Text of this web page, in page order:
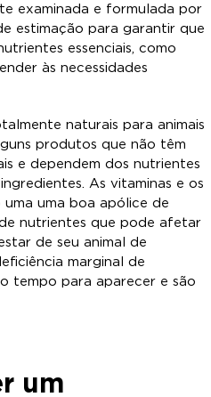
examinada e formulada por
estimação para garantir que
essenciais, como
às necessidades
naturais para animais
produtos que não têm
e dependem dos nutrientes
As vitaminas e os
uma uma boa apólice de
nutrientes que pode afetar
de seu animal de
marginal de
tempo para aparecer e são
um